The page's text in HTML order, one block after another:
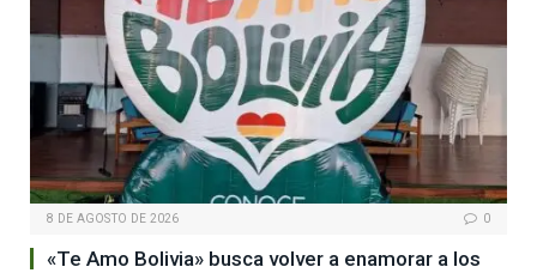
8 DE AGOSTO DE 2026 0
«Te Amo Bolivia» busca volver a enamorar a los